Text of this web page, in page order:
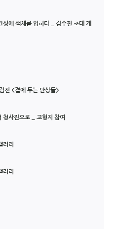
성에 색채를 입히다 _ 김수진 초대 개
전 <곁에 두는 단상들>
청사진으로 _ 고형지 참여
러리
러리